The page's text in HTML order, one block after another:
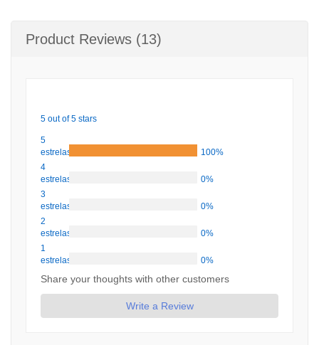
Product Reviews (13)
5 out of 5 stars
5
estrelas
100%
4
estrelas
0%
3
estrelas
0%
2
estrelas
0%
1
estrelas
0%
Share your thoughts with other customers
Write a Review